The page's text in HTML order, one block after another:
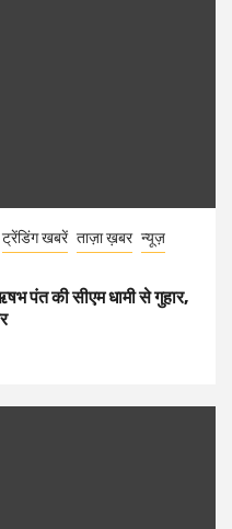
ट्रेंडिंग खबरें ताज़ा ख़बर न्यूज़
पंत की सीएम धामी से गुहार,